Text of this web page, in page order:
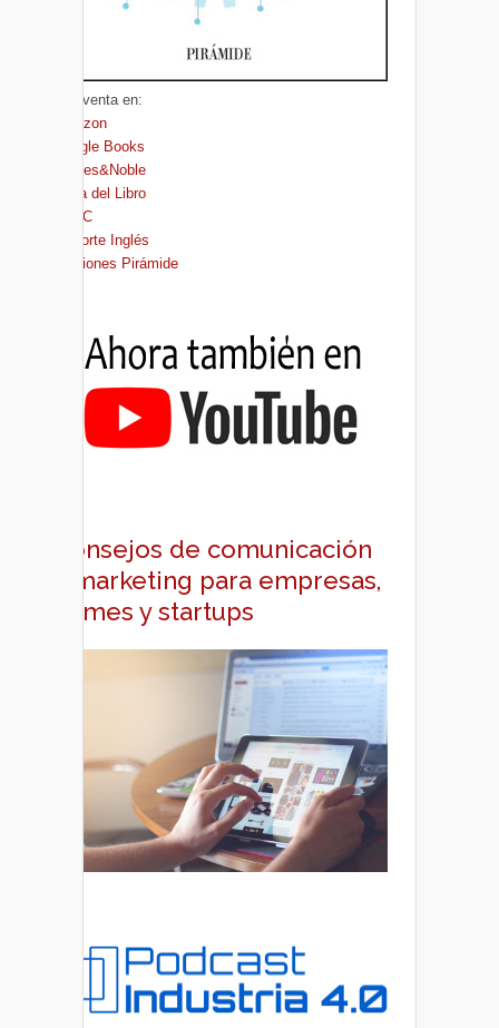
A la venta en:
Amazon
Google Books
Barnes&Noble
Casa del Libro
FNAC
El Corte Inglés
Ediciones Pirámide
Consejos de comunicación
y marketing para empresas,
pymes y startups